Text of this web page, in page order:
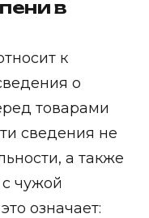
в
к
о
товарами
сведения не
а также
чужой
означает: